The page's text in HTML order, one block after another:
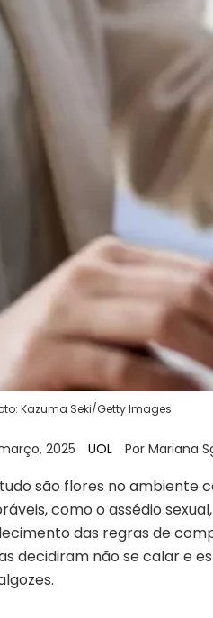
Kazuma Seki/Getty Images
2025 UOL Por Mariana
são flores no ambiente
como o assédio
das regras de
decidiram não se calar e